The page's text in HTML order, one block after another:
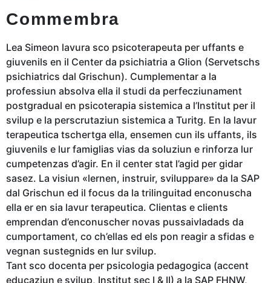
Commembra
Lea Simeon lavura sco psicoterapeuta per uffants e
giuvenils en il Center da psichiatria a Glion (Servetschs
psichiatrics dal Grischun). Cumplementar a la
professiun absolva ella il studi da perfecziunament
postgradual en psicoterapia sistemica a l’Institut per il
svilup e la perscrutaziun sistemica a Turitg. En la lavur
terapeutica tschertga ella, ensemen cun ils uffants, ils
giuvenils e lur famiglias vias da soluziun e rinforza lur
cumpetenzas d’agir. En il center stat l’agid per gidar
sasez. La visiun «lernen, instruir, sviluppare» da la SAP
dal Grischun ed il focus da la trilinguitad enconuscha
ella er en sia lavur terapeutica. Clientas e clients
emprendan d’enconuscher novas pussaivladads da
cumportament, co ch’ellas ed els pon reagir a sfidas e
vegnan sustegnids en lur svilup.
Tant sco docenta per psicologia pedagogica (accent
educaziun e svilup, Institut sec I & II) a la SAP FHNW,